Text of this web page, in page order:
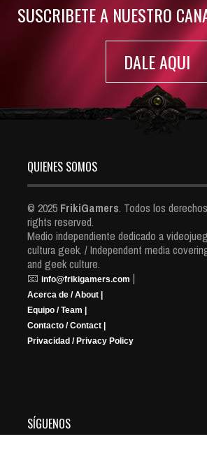
SUSCRIBETE A NUESTRO
DALE AQUI
QUIENES SOMOS
© 2025 FrikiGamers. Todos los
rights reserved.
Medio independiente dedicado a
cultura geek. / Independent media
and geek culture.
📧 info@frikigamers.com |
Acerca de / About |
Equipo / Team |
Contacto / Contact |
Privacidad / Privacy Policy
SÍGUENOS